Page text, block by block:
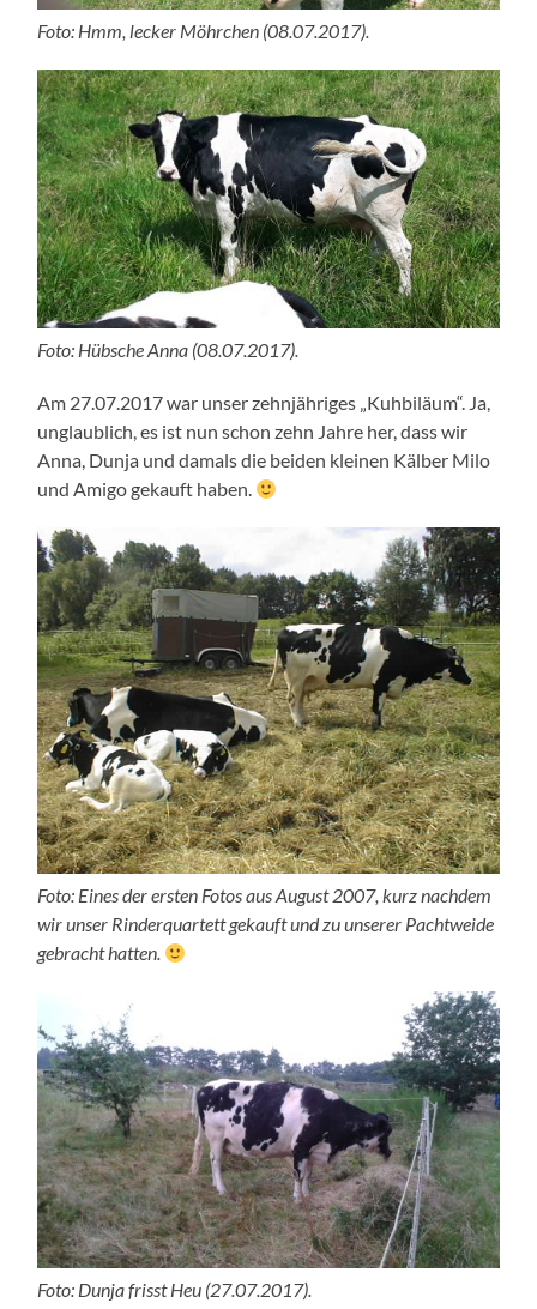
Foto: Hmm, lecker Möhrchen (08.07.2017).
Foto: Hübsche Anna (08.07.2017).
Am 27.07.2017 war unser zehnjähriges „Kuhbiläum“. Ja,
unglaublich, es ist nun schon zehn Jahre her, dass wir
Anna, Dunja und damals die beiden kleinen Kälber Milo
und Amigo gekauft haben.
Foto: Eines der ersten Fotos aus August 2007, kurz nachdem
wir unser Rinderquartett gekauft und zu unserer Pachtweide
gebracht hatten.
Foto: Dunja frisst Heu (27.07.2017).